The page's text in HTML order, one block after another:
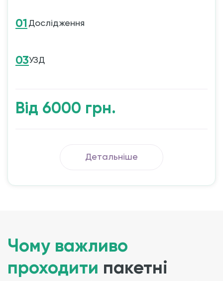
01 Дослідження
03УЗД
Від 6000 грн.
Детальніше
Чому важливо
проходити пакетні